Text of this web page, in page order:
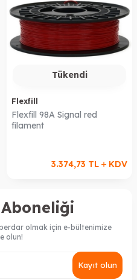
Tükendi
Flexfill
Flexfill 98A Signal red
filament
3.374,73 TL KDV
olmak için e-bültenimize
olun!
Kayıt olun